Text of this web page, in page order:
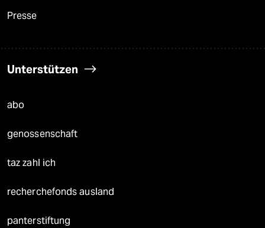
Presse
Unterstützen
abo
genossenschaft
taz zahl ich
recherchefonds ausland
panterstiftung